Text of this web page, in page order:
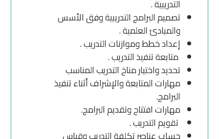
التدريبية .
تصميم البرامج التدريبية وفق الأسس
والمبادئ العلمية .
إعداد خطط وموازنات التدريب .
متابعة تنفيذ التدريب .
تحديد واختيار مناخ التدريب المناسب
مهارات المتابعة والإشراف أثناء تنفيذ
البرامج.
مهارات افتتاح وتقديم البرامج.
تقويم التدريب .
حساب عناصر تكلفة التدريب وقياس